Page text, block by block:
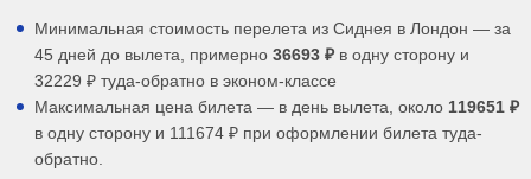
Минимальная стоимость перелета из Сиднея в Лондон — за
45 дней до вылета, примерно 36693 ₽ в одну сторону и
32229 ₽ туда-обратно в эконом-классе
Максимальная цена билета — в день вылета, около 119651 ₽
в одну сторону и 111674 ₽ при оформлении билета туда-
обратно.